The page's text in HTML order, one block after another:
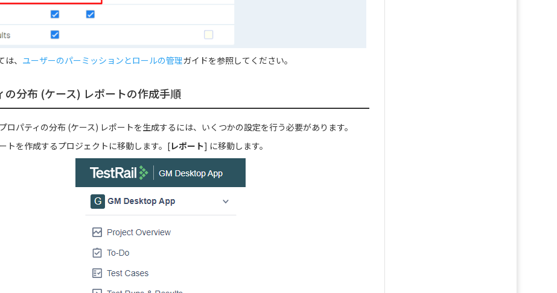
、 ユーザーのパーミッションとロールの管理ガイドを参照してください。
の分布 (ケース) レポートの作成手順
ロパティの分布 (ケース) レポートを生成するには、いくつかの設定を行う必要があります。
トを作成するプロジェクトに移動します。 [レポート] に移動します。